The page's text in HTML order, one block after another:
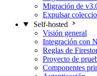
Migración de
Expulsar
Self-hosted
Visión general
Integración con
Reglas de
Proyecto de
Componentes